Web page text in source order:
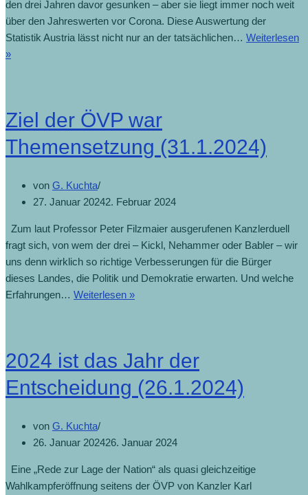
den drei Jahren davor gesunken – aber sie liegt immer noch weit
über den Jahreswerten vor Corona. Diese Auswertung der
Statistik Austria lässt nicht nur an der tatsächlichen… Weiterlesen
»2023
(1.2.2024)
Ziel der ÖVP war
Themensetzung (31.1.2024)
von G. Kuchta
27. Januar 20242. Februar 2024
Zum laut Professor Peter Filzmaier ausgerufenen Kanzlerduell
fragt sich, von wem der drei – Kickl, Nehammer oder Babler – wir
uns denn wirklich so richtige Verbesserungen für die Bürger
dieses Landes, die Politik und Demokratie erwarten. Und welche
Erfahrungen… Weiterlesen »Ziel
Themensetzung
2024 ist das Jahr der
Entscheidung (26.1.2024)
von G. Kuchta
26. Januar 202426. Januar 2024
Eine „Rede zur Lage der Nation“ als quasi gleichzeitige
Wahlkampferöffnung seitens der ÖVP von Kanzler Karl